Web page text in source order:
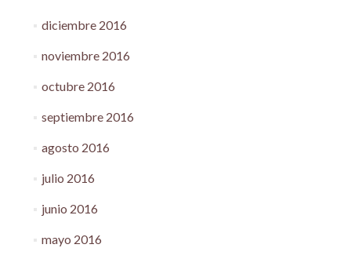
diciembre 2016
noviembre 2016
octubre 2016
septiembre 2016
agosto 2016
julio 2016
junio 2016
mayo 2016